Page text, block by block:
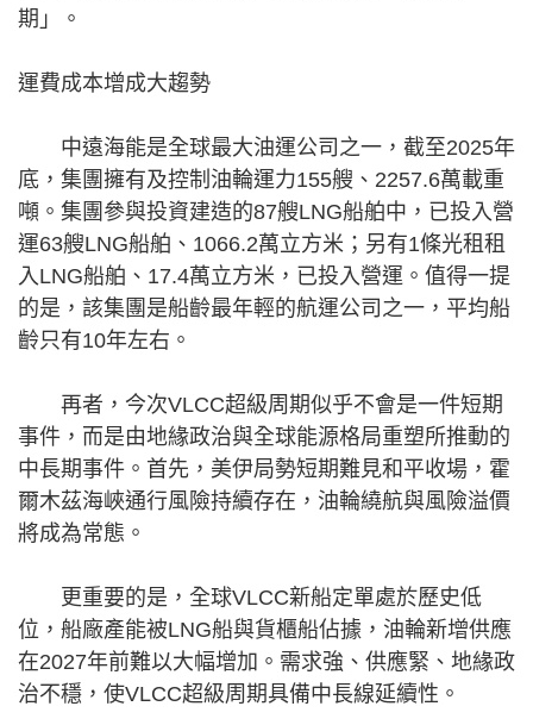
期」。
運費成本增成大趨勢
中遠海能是全球最大油運公司之一，截至2025年
底，集團擁有及控制油輪運力155艘、2257.6萬載重
噸。集團參與投資建造的87艘LNG船舶中，已投入營
運63艘LNG船舶、1066.2萬立方米；另有1條光租租
入LNG船舶、17.4萬立方米，已投入營運。值得一提
的是，該集團是船齡最年輕的航運公司之一，平均船
齡只有10年左右。
再者，今次VLCC超級周期似乎不會是一件短期
事件，而是由地緣政治與全球能源格局重塑所推動的
中長期事件。首先，美伊局勢短期難見和平收場，霍
爾木茲海峽通行風險持續存在，油輪繞航與風險溢價
將成為常態。
更重要的是，全球VLCC新船定單處於歷史低
位，船廠產能被LNG船與貨櫃船佔據，油輪新增供應
在2027年前難以大幅增加。需求強、供應緊、地緣政
治不穩，使VLCC超級周期具備中長線延續性。